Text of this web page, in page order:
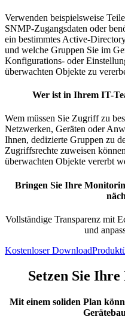
Verwenden beispielsweise
SNMP-Zugangsdaten oder
ein bestimmtes Active-
und welche Gruppen Sie im
Konfigurations- oder
überwachten Objekte zu
Wer ist in Ihrem IT-
Wem müssen Sie Zugriff zu
Netzwerken, Geräten oder
Ihnen, dedizierte Gruppen zu
Zugriffsrechte zuweisen
überwachten Objekte vererbt
Bringen Sie Ihre
Vollständige Transparenz mit
und
Kostenloser Download
Setzen Sie
Mit einem soliden Plan